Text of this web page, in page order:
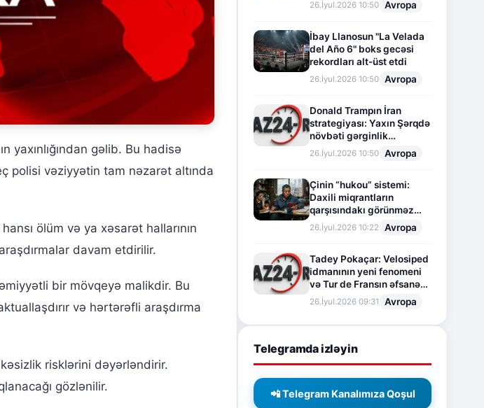
yaxınlığından gəlib. Bu hadisə
polisi vəziyyətin tam nəzarət altında
ölüm və ya xəsarət hallarının
davam etdirilir.
bir mövqeyə malikdir. Bu
və hərtərəfli araşdırma
risklərini dəyərləndirir.
gözlənilir.
26.İyul.2026 10:50 Avropa
İbay Llanosun "La Velada
del Año 6" boks gecəsi
rekordları alt-üst etdi
26.İyul.2026 10:50 Avropa
Donald Trampın İran
strategiyası: Yaxın Şərqdə
növbəti gərginlik
mərhələsi
26.İyul.2026 10:50 Avropa
Çinin “hukou” sistemi:
Daxili miqrantların
qarşısındakı görünməz
sədd
26.İyul.2026 10:22 Avropa
Tadey Pokaçar: Velosiped
idmanının yeni fenomeni
və Tur de Fransın əfsanəvi
səhifəsi
26.İyul.2026 09:31 Avropa
Telegramda izləyin
📲 Telegram Kanalımıza Qoşul